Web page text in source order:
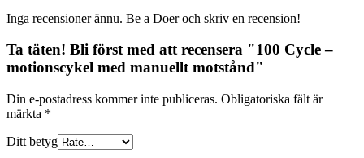
Inga recensioner ännu. Be a Doer och skriv en recension!
Ta täten! Bli först med att recensera "100 Cycle –
motionscykel med manuellt motstånd"
Din e-postadress kommer inte publiceras. Obligatoriska fält är
märkta *
Ditt betyg